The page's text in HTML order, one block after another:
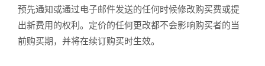
预先通知或通过电子邮件发送的任何时候修改购买费或提
出新费用的权利。定价的任何更改都不会影响购买者的当
前购买期，并将在续订购买时生效。